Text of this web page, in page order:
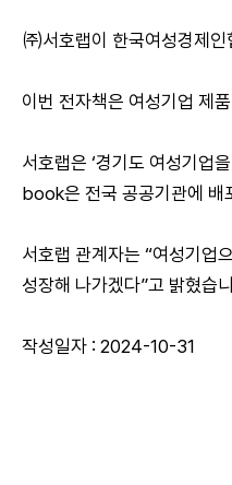
㈜서호랩이 한국여성경제인
이번 전자책은 여성기업 제
서호랩은 ‘경기도 여성기업
book은 전국 공공기관에 배
서호랩 관계자는 “여성기업
성장해 나가겠다”고 밝혔습
작성일자 : 2024-10-31